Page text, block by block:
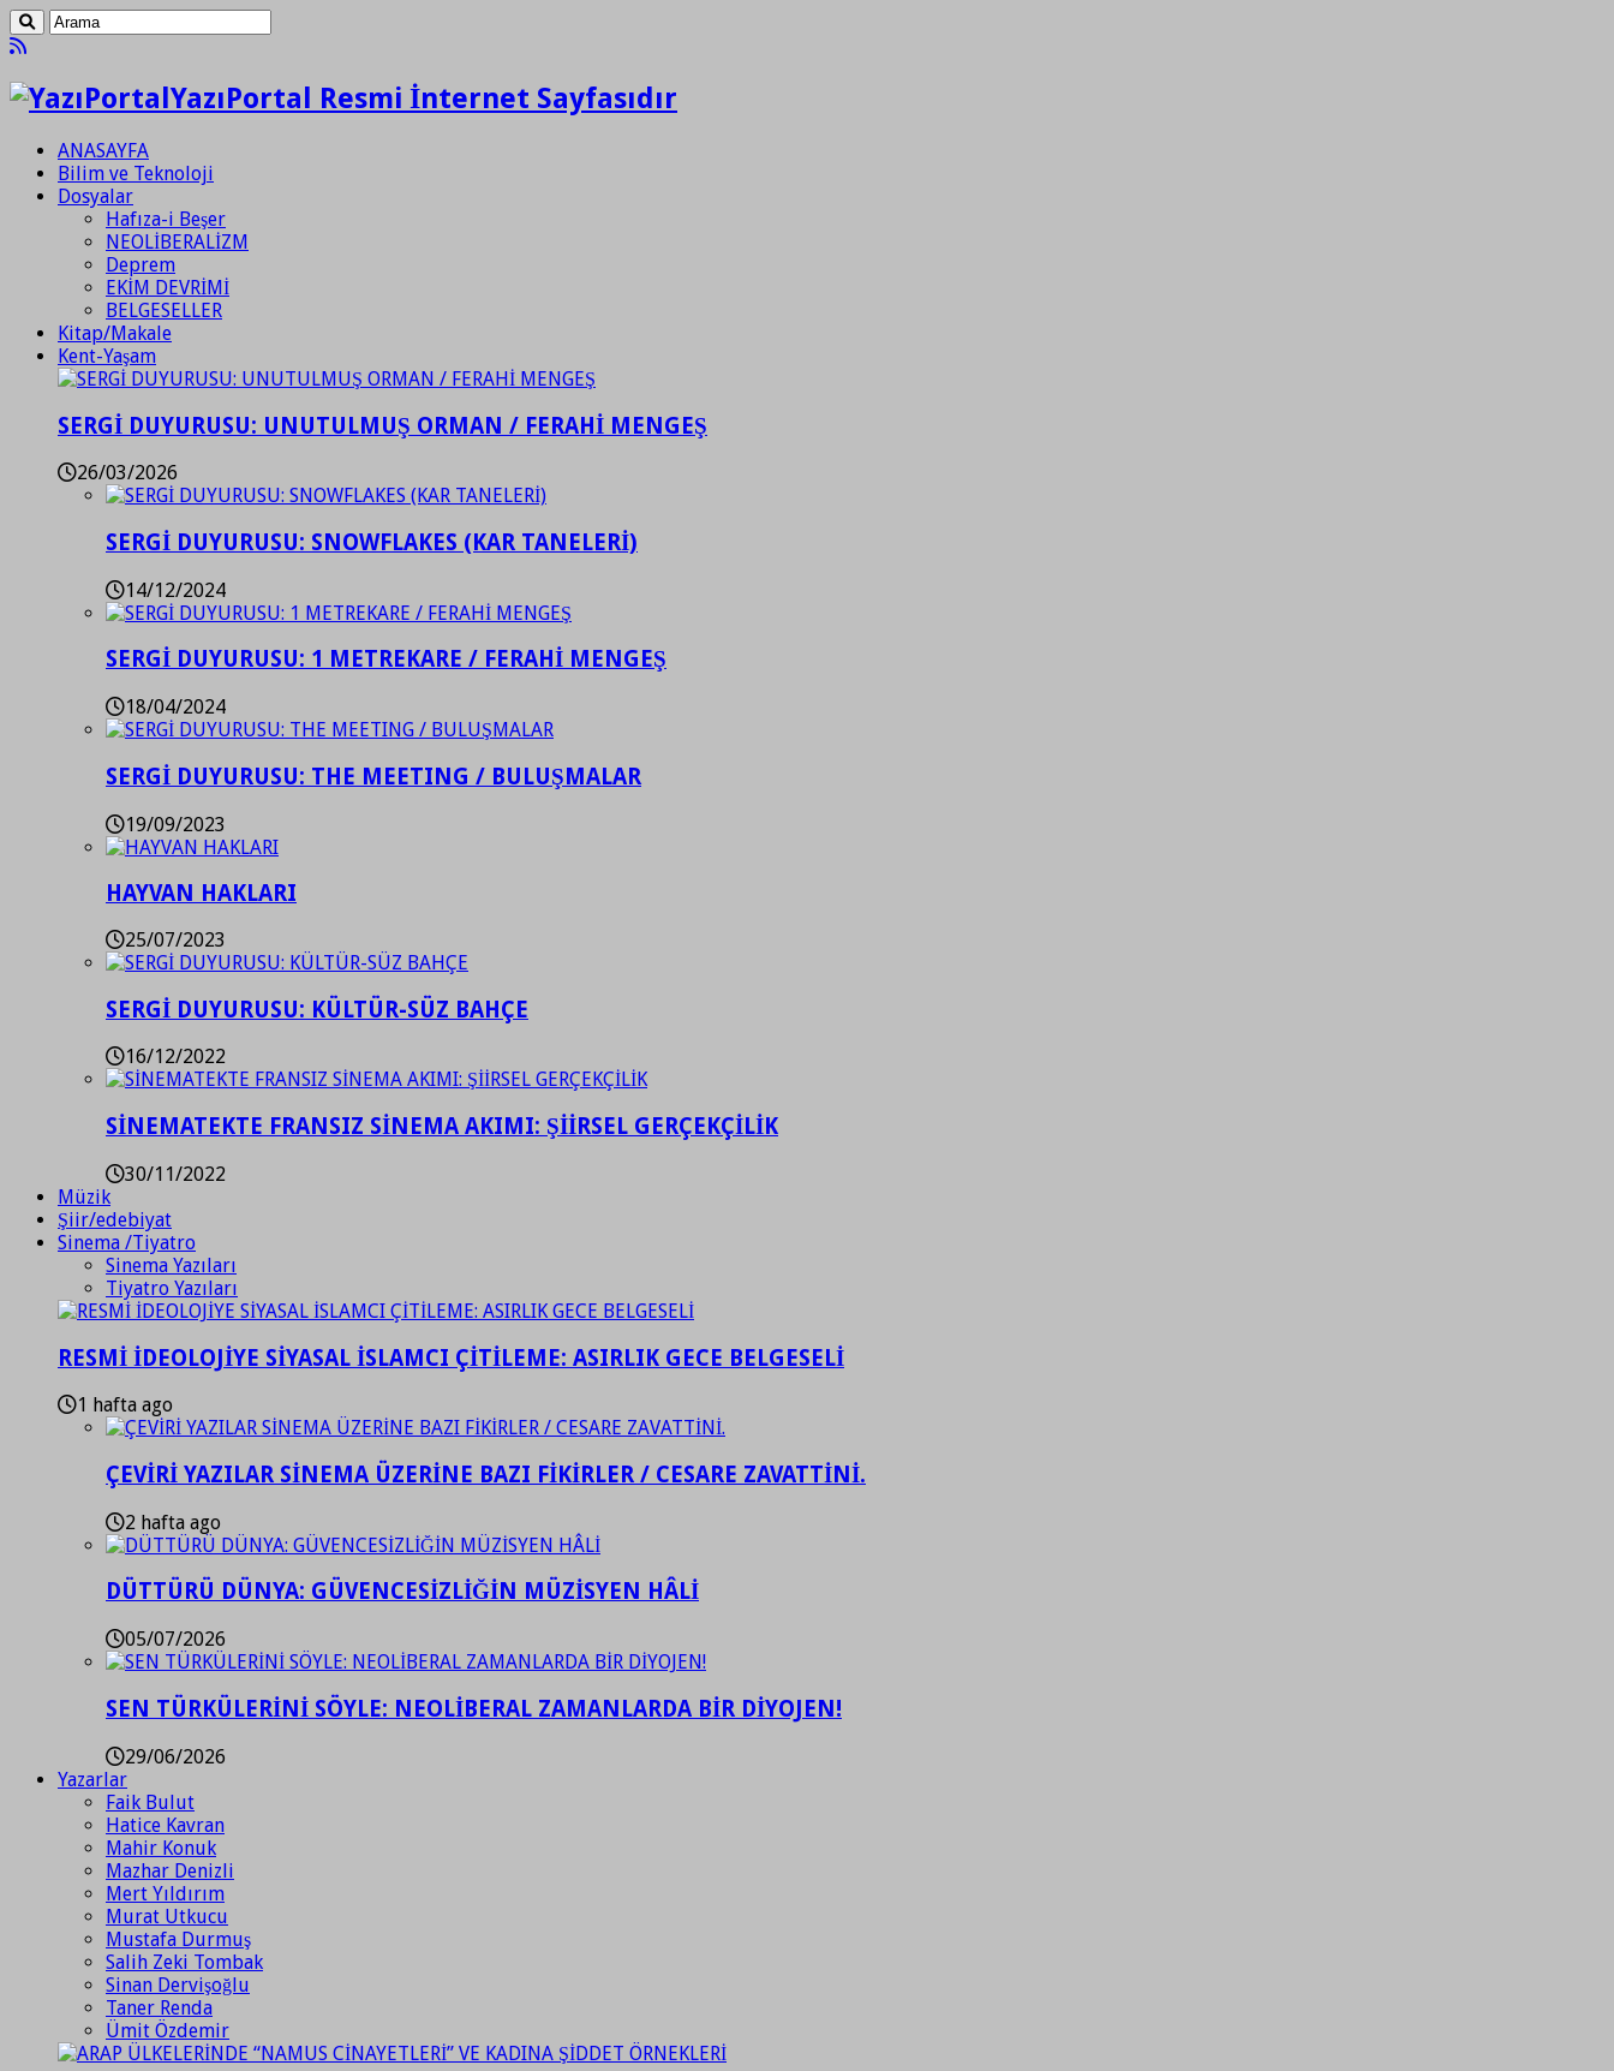
YazıPortal Resmi İnternet Sayfasıdır
ANASAYFA
Bilim ve Teknoloji
Dosyalar
Hafıza-i Beşer
NEOLİBERALİZM
Deprem
EKİM DEVRİMİ
BELGESELLER
Kitap/Makale
Kent-Yaşam
SERGİ DUYURUSU: UNUTULMUŞ ORMAN / FERAHİ MENGEŞ
26/03/2026
SERGİ DUYURUSU: SNOWFLAKES (KAR TANELERİ)
14/12/2024
SERGİ DUYURUSU: 1 METREKARE / FERAHİ MENGEŞ
18/04/2024
SERGİ DUYURUSU: THE MEETING / BULUŞMALAR
19/09/2023
HAYVAN HAKLARI
25/07/2023
SERGİ DUYURUSU: KÜLTÜR-SÜZ BAHÇE
16/12/2022
SİNEMATEKTE FRANSIZ SİNEMA AKIMI: ŞİİRSEL GERÇEKÇİLİK
30/11/2022
Müzik
Şiir/edebiyat
Sinema /Tiyatro
Sinema Yazıları
Tiyatro Yazıları
RESMİ İDEOLOJİYE SİYASAL İSLAMCI ÇİTİLEME: ASIRLIK GECE BELGESELİ
1 hafta ago
ÇEVİRİ YAZILAR SİNEMA ÜZERİNE BAZI FİKİRLER / CESARE ZAVATTİNİ.
2 hafta ago
DÜTTÜRÜ DÜNYA: GÜVENCESİZLİĞİN MÜZİSYEN HÂLİ
05/07/2026
SEN TÜRKÜLERİNİ SÖYLE: NEOLİBERAL ZAMANLARDA BİR DİYOJEN!
29/06/2026
Yazarlar
Faik Bulut
Hatice Kavran
Mahir Konuk
Mazhar Denizli
Mert Yıldırım
Murat Utkucu
Mustafa Durmuş
Salih Zeki Tombak
Sinan Dervişoğlu
Taner Renda
Ümit Özdemir